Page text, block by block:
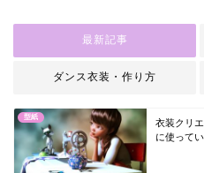
最新記事
ダンス衣装・作り方
型紙
衣装クリ
に使って